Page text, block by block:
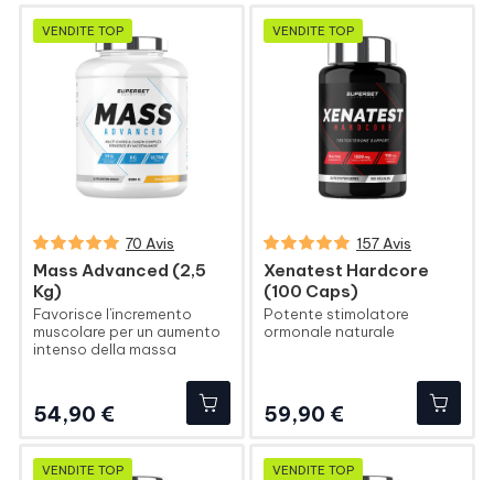
VENDITE TOP
70 Avis
Mass Advanced (2,5
Kg)
Favorisce l'incremento
muscolare per un aumento
intenso della massa
54,90 €
VENDITE TOP
157 Avis
Xenatest Hardcore
(100 Caps)
Potente stimolatore
ormonale naturale
59,90 €
VENDITE TOP VENDITE TOP